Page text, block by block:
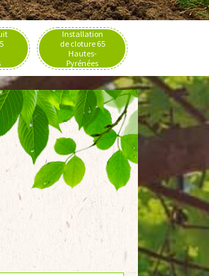
Installation
de cloture 65
Hautes-
Pyrénées